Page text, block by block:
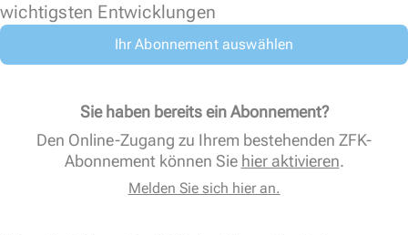
wichtigsten Entwicklungen
Ihr Abonnement auswählen
Sie haben bereits ein Abonnement?
Den Online-Zugang zu Ihrem bestehenden ZFK-
Abonnement können Sie hier aktivieren.
Melden Sie sich hier an.